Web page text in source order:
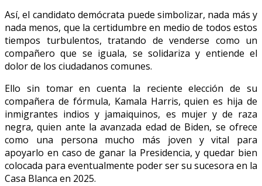
Así, el candidato demócrata puede simbolizar, nada más y
nada menos, que la certidumbre en medio de todos estos
tiempos turbulentos, tratando de venderse como un
compañero que se iguala, se solidariza y entiende el
dolor de los ciudadanos comunes.
Ello sin tomar en cuenta la reciente elección de su
compañera de fórmula, Kamala Harris, quien es hija de
inmigrantes indios y jamaiquinos, es mujer y de raza
negra, quien ante la avanzada edad de Biden, se ofrece
como una persona mucho más joven y vital para
apoyarlo en caso de ganar la Presidencia, y quedar bien
colocada para eventualmente poder ser su sucesora en la
Casa Blanca en 2025.